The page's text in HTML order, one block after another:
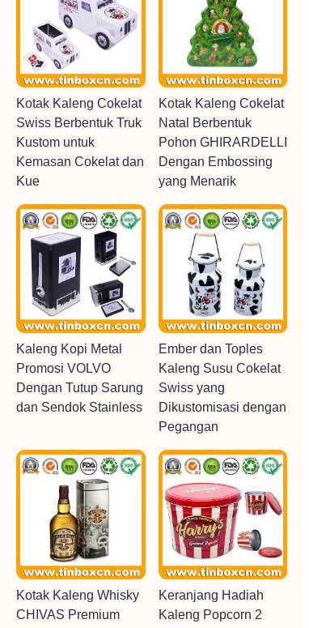
Kotak Kaleng Cokelat
Swiss Berbentuk Truk
Kustom untuk
Kemasan Cokelat dan
Kue
Kotak Kaleng Cokelat
Natal Berbentuk
Pohon GHIRARDELLI
Dengan Embossing
yang Menarik
Kaleng Kopi Metal
Promosi VOLVO
Dengan Tutup Sarung
dan Sendok Stainless
Ember dan Toples
Kaleng Susu Cokelat
Swiss yang
Dikustomisasi dengan
Pegangan
Kotak Kaleng Whisky
CHIVAS Premium
Keranjang Hadiah
Kaleng Popcorn 2